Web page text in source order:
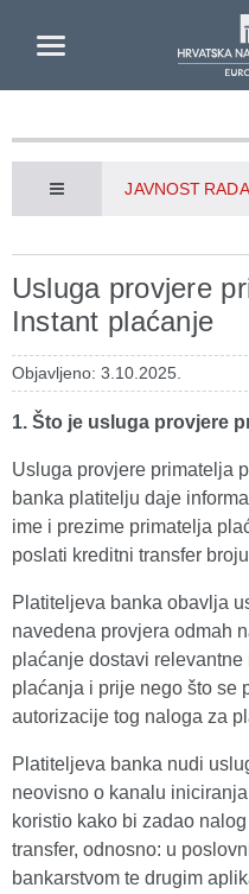
JAVNOST RADA
Usluga provjere
Instant plaćanje
Objavljeno: 3.10.2025.
1. Što je usluga provjere
Usluga provjere primatelja
banka platitelju daje
ime i prezime primatelja
poslati kreditni transfer
Platiteljeva banka obavlja
navedena provjera odmah
plaćanje dostavi
plaćanja i prije nego što se
autorizacije tog naloga za
Platiteljeva banka nudi
neovisno o kanalu
koristio kako bi zadao
transfer, odnosno: u
bankarstvom te drugim